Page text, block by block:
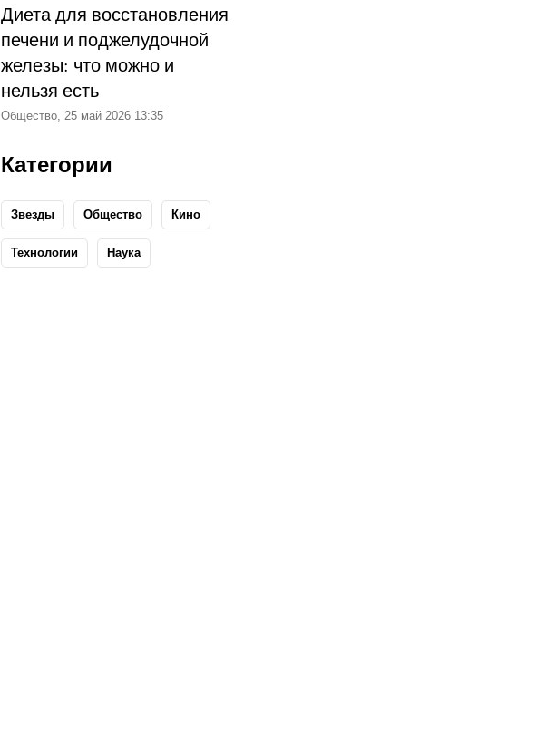
Диета для восстановления
печени и поджелудочной
железы: что можно и
нельзя есть
Общество, 25 май 2026 13:35
Категории
Звезды Общество Кино
Технологии Наука